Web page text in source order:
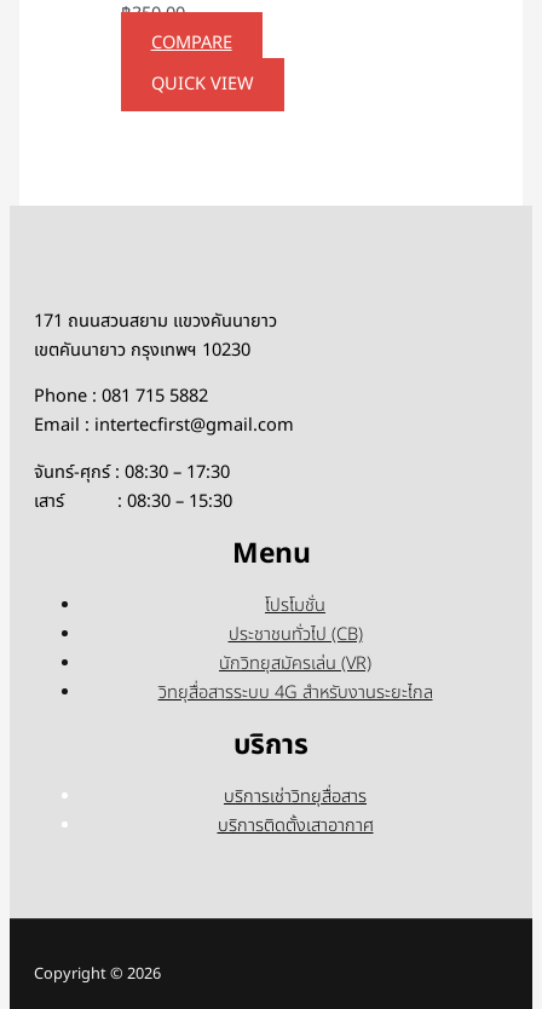
฿350.00
COMPARE
QUICK VIEW
171 ถนนสวนสยาม แขวงคันนายาว
เขตคันนายาว กรุงเทพฯ 10230
Phone : 081 715 5882
Email : intertecfirst@gmail.com
จันทร์-ศุกร์ : 08:30 – 17:30
เสาร์ : 08:30 – 15:30
Menu
โปรโมชั่น
ประชาชนทั่วไป (CB)
นักวิทยุสมัครเล่น (VR)
วิทยุสื่อสารระบบ 4G สำหรับงานระยะไกล
บริการ
บริการเช่าวิทยุสื่อสาร
บริการติดตั้งเสาอากาศ
Copyright © 2026